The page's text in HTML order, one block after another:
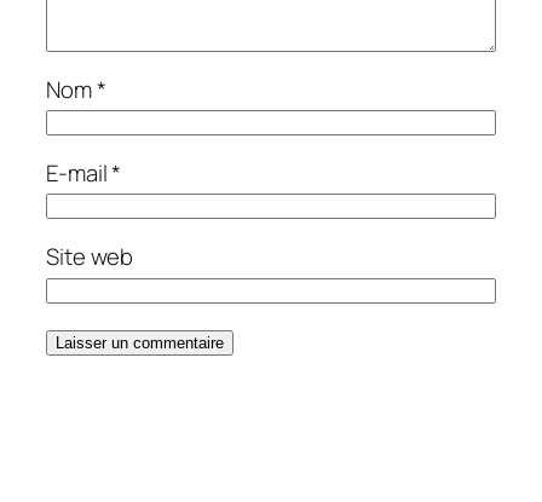
Nom*
E-mail*
Site web